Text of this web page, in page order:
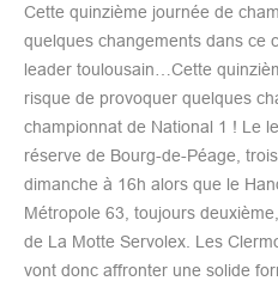
Cette quinzième journée de
quelques changements dans ce
leader toulousain…Cette
risque de provoquer quelques
championnat de National 1 ! Le
réserve de Bourg-de-Péage,
dimanche à 16h alors que le
Métropole 63, toujours
de La Motte Servolex. Les
vont donc affronter une solide